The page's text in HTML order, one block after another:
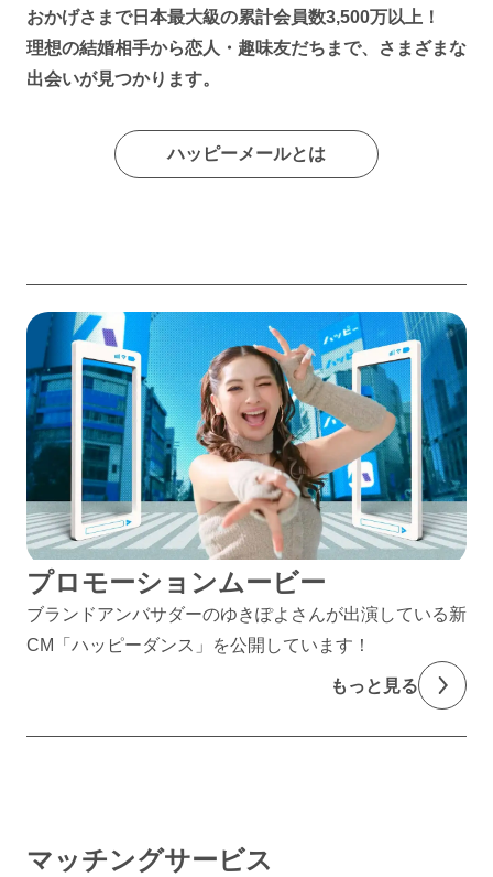
おかげさまで日本最大級の累計会員数3,500万以上！
理想の結婚相手から恋人・趣味友だちまで、さまざまな
出会いが見つかります。
ハッピーメールとは
プロモーションムービー
ブランドアンバサダーのゆきぽよさんが出演している新
CM「ハッピーダンス」を公開しています！
もっと見る
マッチングサービス